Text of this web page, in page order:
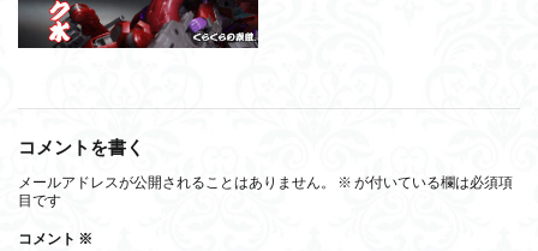
コメントを書く
メールアドレスが公開されることはありません。 ※ が付いている欄は必須項
目です
コメント ※